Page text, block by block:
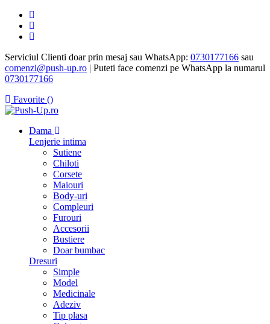
Serviciul Clienti doar prin mesaj sau WhatsApp: 0730177166 sau
comenzi@push-up.ro | Puteti face comenzi pe WhatsApp la numarul
0730177166
Favorite ()
Dama
Lenjerie intima
Sutiene
Chiloti
Corsete
Maiouri
Body-uri
Compleuri
Furouri
Accesorii
Bustiere
Doar bumbac
Dresuri
Simple
Model
Medicinale
Adeziv
Tip plasa